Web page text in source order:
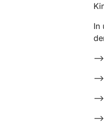
In
--
--
--
--